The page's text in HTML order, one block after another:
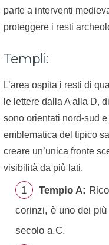
parte a interventi
proteggere i resti
Templi:
L’area ospita i resti di
le lettere dalla A alla D,
sono orientati nord-sud
emblematica del tipico
creare un’unica fronte
visibilità da più lati.
Tempio A:
corinzi, è uno dei più
secolo a.C.